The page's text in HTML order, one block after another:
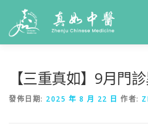
【三重真如】9月門
發佈日期: 2025 年 8 月 22 日 作者: